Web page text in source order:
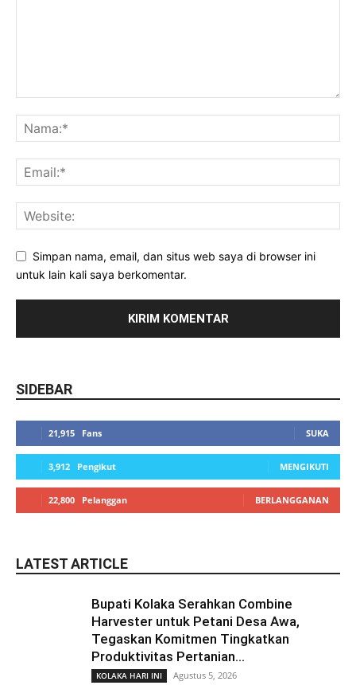
Simpan nama, email, dan situs web saya di browser ini
untuk lain kali saya berkomentar.
SIDEBAR
21,915 Fans SUKA
3,912 Pengikut MENGIKUTI
22,800 Pelanggan BERLANGGANAN
LATEST ARTICLE
Bupati Kolaka Serahkan Combine
Harvester untuk Petani Desa Awa,
Tegaskan Komitmen Tingkatkan
Produktivitas Pertanian...
KOLAKA HARI INI Agustus 5, 2026